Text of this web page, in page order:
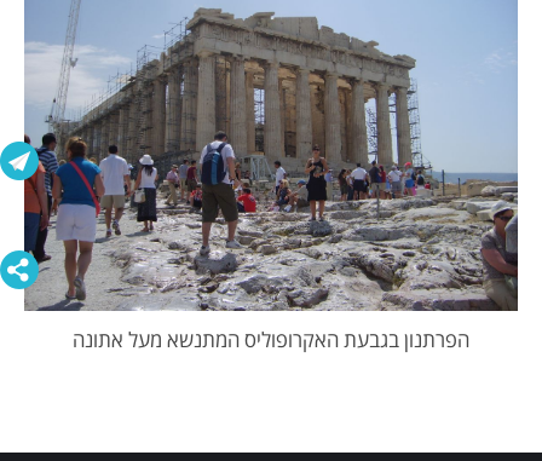
הפרתנון בגבעת האקרופוליס המתנשא מעל אתונה